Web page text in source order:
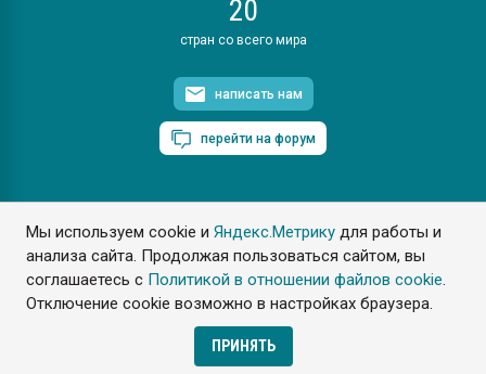
Мы используем cookie иЯндекс.Метрику для работы и
анализа сайта. Продолжая пользоваться сайтом, вы
соглашаетесь с Политикой в отношении файлов cookie.
Отключение cookie возможно в настройках браузера.
ПРИНЯТЬ
20
стран со всего мира
написать нам
перейти на форум
ПластЭксперт © 2006. Все права защищены
Разрешается копирование материалов сайта с обязательной
ссылкой на www.e-plastic.ru
Разработка сайта